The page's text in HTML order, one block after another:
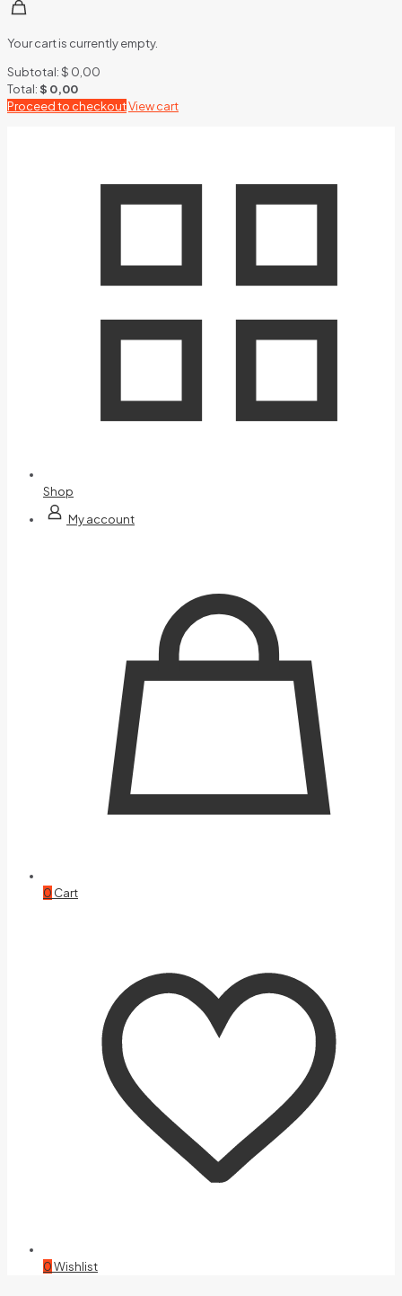
Your cart is currently empty.
Subtotal:$ 0,00
Total:$ 0,00
Proceed to checkoutView cart
Shop
My account
0 Cart
0Wishlist